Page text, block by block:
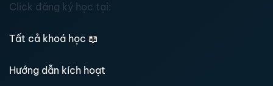
Click đăng ký học tại:
Tất cả khoá học 📖
Hướng dẫn kích hoạt